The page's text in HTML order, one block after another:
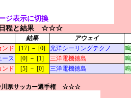
ジ表示に切換
と結果 ☆☆☆
結果 アウェイ
ンド [17] － [0] 光洋シーリングテクノ
ース [0] － [1] 三洋電機徳島
ンド [5] － [0] 三洋電機徳島
県サッカー選手権 ☆☆☆